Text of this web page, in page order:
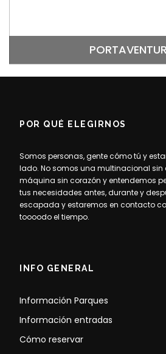
POR QUÉ ELEGIRNOS
Somos personas, gente cómo tú y
lado. No somos una multinacional sin
máquina sin corazón y entendemos
tus necesidades antes, durante y
escapada y estaremos en contacto
toooodo el tiempo.
INFO GENERAL
Información Parques
Información entradas
Cómo reservar